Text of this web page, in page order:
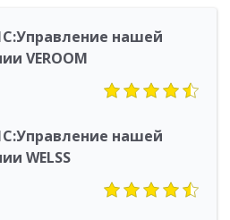
нашей
VEROOM
нашей
WELSS